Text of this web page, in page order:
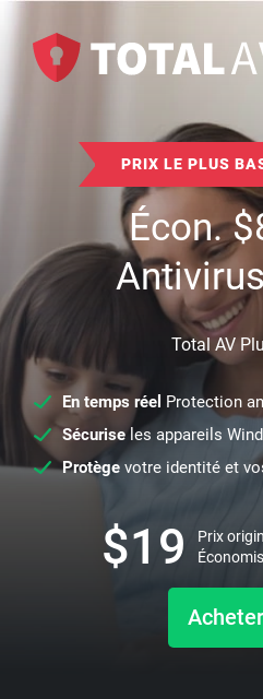
PRIX LE PLUS
Écon.$
Total AV
En temps réel Protection
Sécuriseles appareils
Protège votre identité et
Acheter
$19 Prix